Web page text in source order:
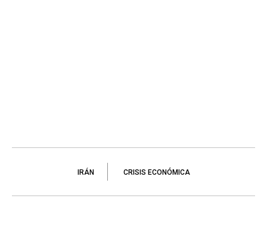
IRÁN CRISIS ECONÓMICA